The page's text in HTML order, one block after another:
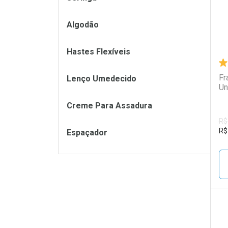
R$
Algodão
Hastes Flexíveis
Lenço Umedecido
Creme Para Assadura
Espaçador